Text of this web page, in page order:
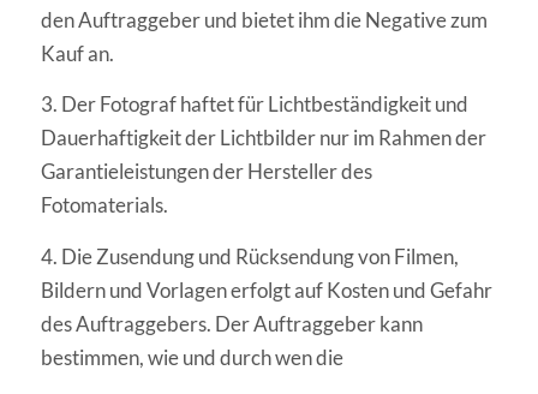
den Auftraggeber und bietet ihm die Negative zum
Kauf an.
3. Der Fotograf haftet für Lichtbeständigkeit und
Dauerhaftigkeit der Lichtbilder nur im Rahmen der
Garantieleistungen der Hersteller des
Fotomaterials.
4. Die Zusendung und Rücksendung von Filmen,
Bildern und Vorlagen erfolgt auf Kosten und Gefahr
des Auftraggebers. Der Auftraggeber kann
bestimmen, wie und durch wen die